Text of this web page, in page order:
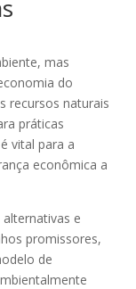
mas
do
recursos naturais
práticas
vital para a
econômica a
e
promissores,
de